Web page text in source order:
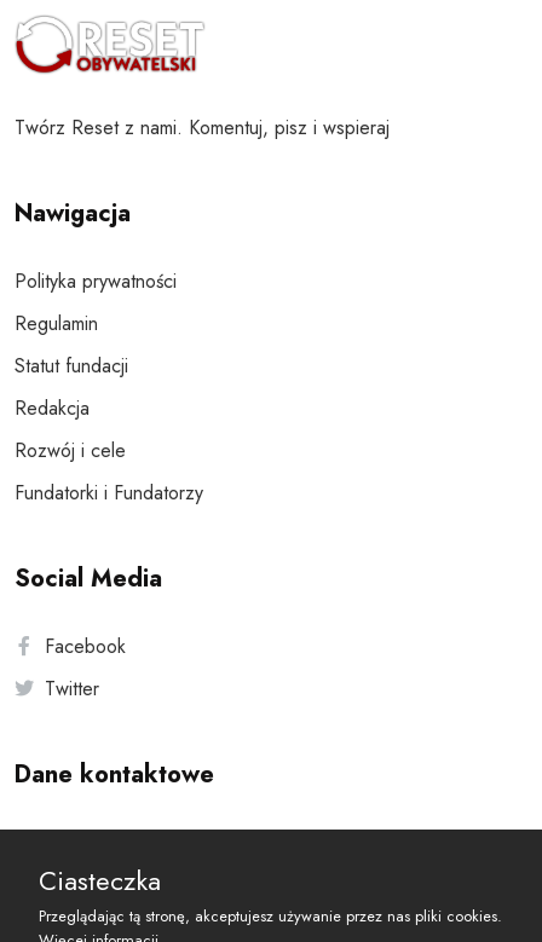
Twórz Reset z nami. Komentuj, pisz i wspieraj
Nawigacja
Polityka prywatności
Regulamin
Statut fundacji
Redakcja
Rozwój i cele
Fundatorki i Fundatorzy
Social Media
Facebook
Twitter
Dane kontaktowe
reset@resetobywatelski.pl
Ciasteczka
Przeglądając tą stronę, akceptujesz używanie przez nas pliki cookies.